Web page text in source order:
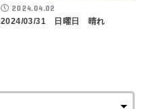
2024.04.02
2024/03/31 日曜日 晴れ